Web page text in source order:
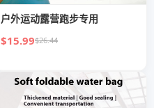
户外运动露营跑步专用
$15.99$26.44